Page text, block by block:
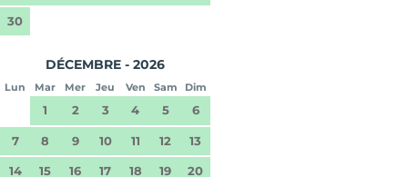
30
DÉCEMBRE - 2026
Lun Mar Mer Jeu Ven Sam Dim
1 2 3 4 5 6
7 8 9 10 11 12 13
14 15 16 17 18 19 20